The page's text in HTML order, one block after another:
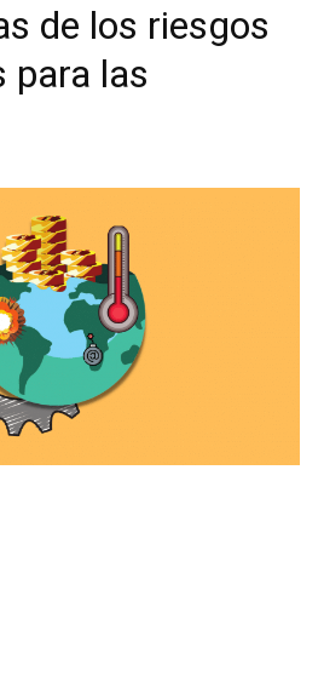
de los riesgos
para las